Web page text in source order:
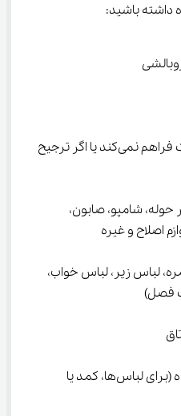
تشک (اگر خوابگاه تشک فراهم نمی‌کند یا اگر ترجیح
شامپو، صابون،
اصلاح و غیره
لباس زیر، لباس خواب،
فصل)
کیف یا جعبه نظم‌دهنده (برای لباس‌ها، کمد یا